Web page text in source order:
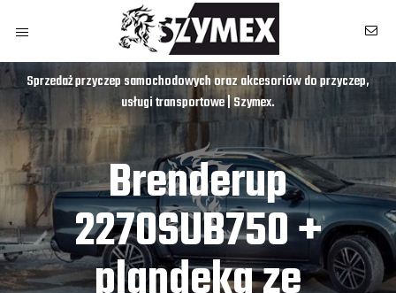
Sprzedaż przyczep samochodowych oraz akcesoriów do przyczep,
usługi transportowe | Szymex.
Brenderup
2270SUB750 +